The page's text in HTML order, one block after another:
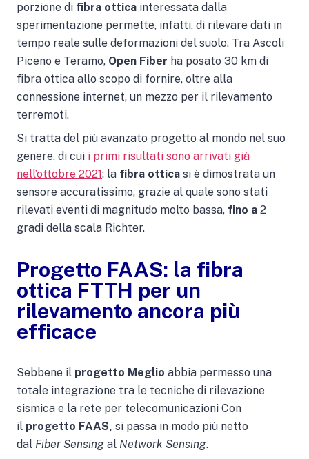
porzione di fibra ottica interessata dalla
sperimentazione permette, infatti, di rilevare dati in
tempo reale sulle deformazioni del suolo. Tra Ascoli
Piceno e Teramo, Open Fiber ha posato 30 km di
fibra ottica allo scopo di fornire, oltre alla
connessione internet, un mezzo per il rilevamento
terremoti.
Si tratta del più avanzato progetto al mondo nel suo
genere, di cui i primi risultati sono arrivati già
nell’ottobre 2021: la fibra ottica si è dimostrata un
sensore accuratissimo, grazie al quale sono stati
rilevati eventi di magnitudo molto bassa, fino a 2
gradi della scala Richter.
Progetto FAAS: la fibra
ottica FTTH per un
rilevamento ancora più
efficace
Sebbene il progetto Meglio abbia permesso una
totale integrazione tra le tecniche di rilevazione
sismica e la rete per telecomunicazioni Con
il progetto FAAS, si passa in modo più netto
dal Fiber Sensing al Network Sensing.